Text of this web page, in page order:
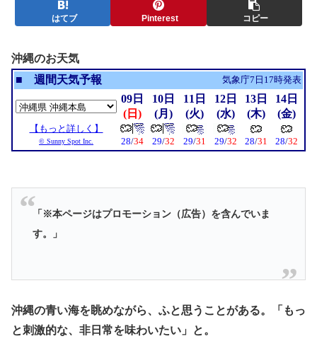
はてブ Pinterest コピー
沖縄のお天気
「※本ページはプロモーション（広告）を含んでいま
す。」
​沖縄の青い海を眺めながら、ふと思うことがある。「もっ
と刺激的な、非日常を味わいたい」と。